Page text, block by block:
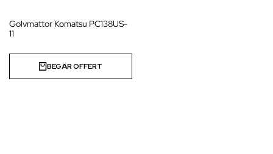
Golvmattor Komatsu PC138US-
11
BEGÄR OFFERT